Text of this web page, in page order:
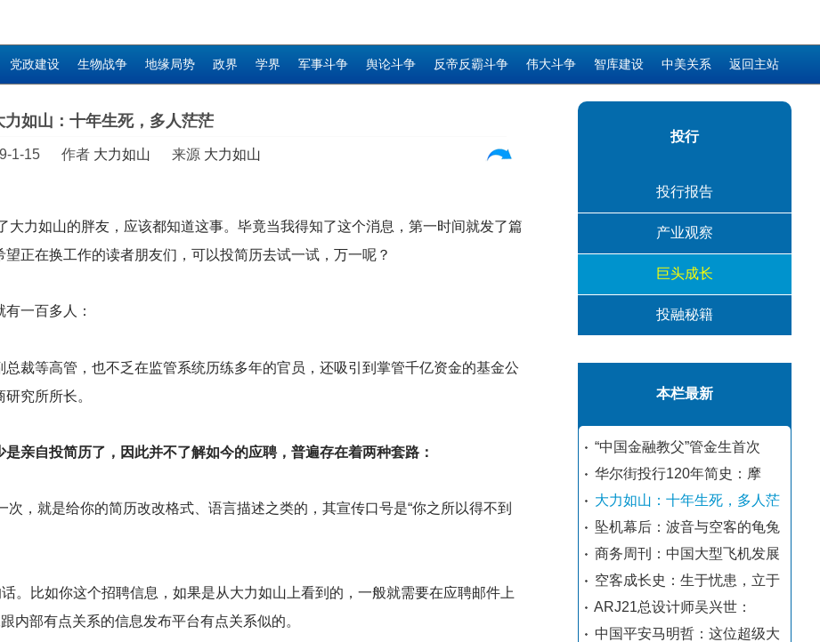
党政建设 生物战争 地缘局势 政界 学界 军事斗争 舆论斗争 反帝反霸斗争 伟大斗争 智库建设 中美关系 返回主站
力如山：十年生死，多人茫茫
1-15 作者 大力如山 来源 大力如山
力如山的胖友，应该都知道这事。毕竟当我得知了这个消息，第一时间就发了篇
正在换工作的读者朋友们，可以投简历去试一试，万一呢？
一百多人：
裁等高管，也不乏在监管系统历练多年的官员，还吸引到掌管千亿资金的基金公
究所所长。
亲自投简历了，因此并不了解如今的应聘，普遍存在着两种套路：
次，就是给你的简历改改格式、语言描述之类的，其宣传口号是“你之所以得不到
话。比如你这个招聘信息，如果是从大力如山上看到的，一般就需要在应聘邮件上
内部有点关系的信息发布平台有点关系似的。
投行
投行报告
产业观察
巨头成长
投融秘籍
本栏最新
“中国金融教父”管金生首次
华尔街投行120年简史：摩
大力如山：十年生死，多人茫
坠机幕后：波音与空客的龟兔
商务周刊：中国大型飞机发展
空客成长史：生于忧患，立于
ARJ21总设计师吴兴世：
中国平安马明哲：这位超级大